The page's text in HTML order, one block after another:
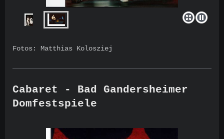
Fotos: Matthias Kolosziej
Cabaret - Bad Gandersheimer
Domfestspiele